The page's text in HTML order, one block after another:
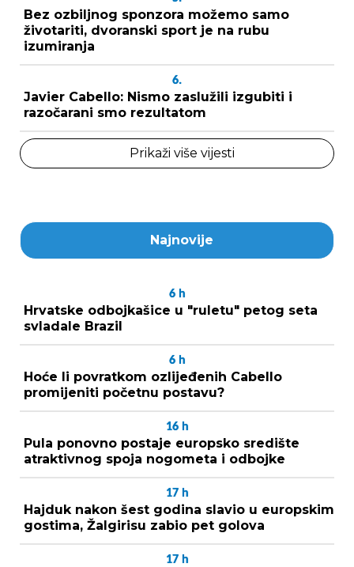
Bez ozbiljnog sponzora možemo samo
životariti, dvoranski sport je na rubu
izumiranja
6.
Javier Cabello: Nismo zaslužili izgubiti i
razočarani smo rezultatom
Prikaži više vijesti
Najnovije
6 h
Hrvatske odbojkašice u "ruletu" petog seta
svladale Brazil
6 h
Hoće li povratkom ozlijeđenih Cabello
promijeniti početnu postavu?
16 h
Pula ponovno postaje europsko središte
atraktivnog spoja nogometa i odbojke
17 h
Hajduk nakon šest godina slavio u europskim
gostima, Žalgirisu zabio pet golova
17 h